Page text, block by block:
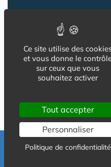
Creche-et-naissance.com
Co-Living & Co-Working
© Australis 2026 - Tous
Besoin
Ce site utilise des
et vous donne le
sur ceux que vous
souhaitez activer
Tout accepter
Personnaliser
Politique de confidentialité